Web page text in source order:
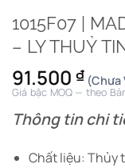
1015F07 |
– LY THUỶ
91.500 ₫ (Chưa
Giá bậc MOQ — theo
Thông tin chi
Chất liệu: Thủy